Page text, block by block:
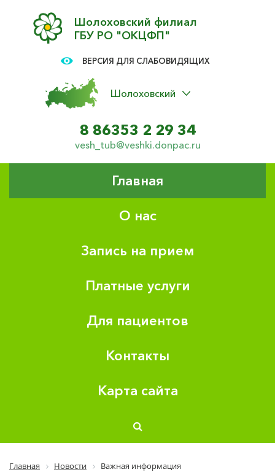
Шолоховский филиал
ГБУ РО "ОКЦФП"
ВЕРСИЯ ДЛЯ СЛАБОВИДЯЩИХ
Шолоховский
8 86353 2 29 34
vesh_tub@veshki.donpac.ru
Главная
О нас
Запись на прием
Платные услуги
Для пациентов
Контакты
Карта сайта
Главная Новости Важная информация